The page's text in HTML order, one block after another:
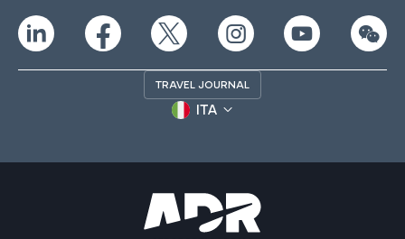
TRAVEL JOURNAL
ITA